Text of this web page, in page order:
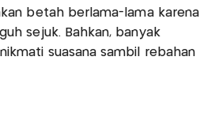
betah berlama-lama karena
sejuk. Bahkan, banyak
suasana sambil rebahan